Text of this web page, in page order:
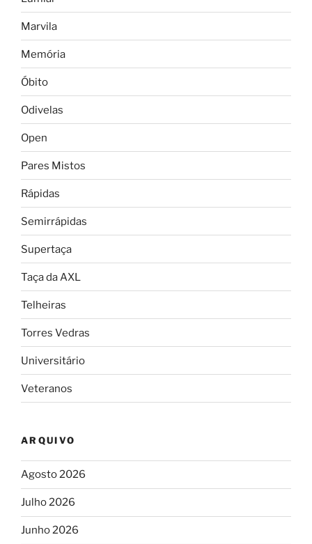
Marvila
Memória
Óbito
Odivelas
Open
Pares Mistos
Rápidas
Semirrápidas
Supertaça
Taça da AXL
Telheiras
Torres Vedras
Universitário
Veteranos
ARQUIVO
Agosto 2026
Julho 2026
Junho 2026